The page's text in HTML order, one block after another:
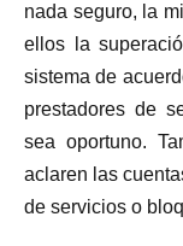
nada seguro, la
ellos la
sistema de
prestadores de
sea oportuno.
aclaren las
de servicios o